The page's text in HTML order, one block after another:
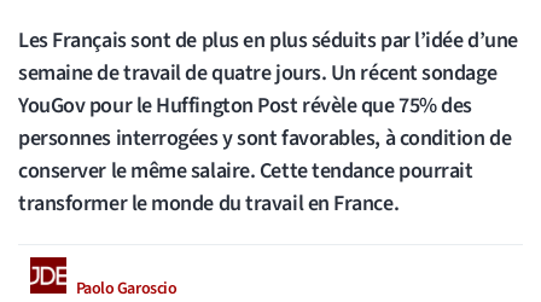
Les Français sont de plus en plus séduits par l’idée d’une
semaine de travail de quatre jours. Un récent sondage
YouGov pour le Huffington Post révèle que 75% des
personnes interrogées y sont favorables, à condition de
conserver le même salaire. Cette tendance pourrait
transformer le monde du travail en France.
Paolo Garoscio